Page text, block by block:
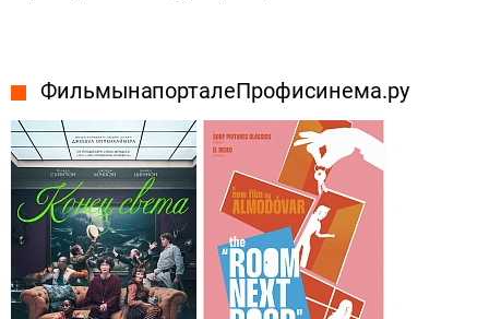
Фильмы на портале Профисинема.ру